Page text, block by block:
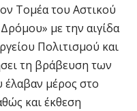
Τομέα του Αστικού
με την αιγίδα
Πολιτισμού και
τη βράβευση των
μέρος στο
και έκθεση